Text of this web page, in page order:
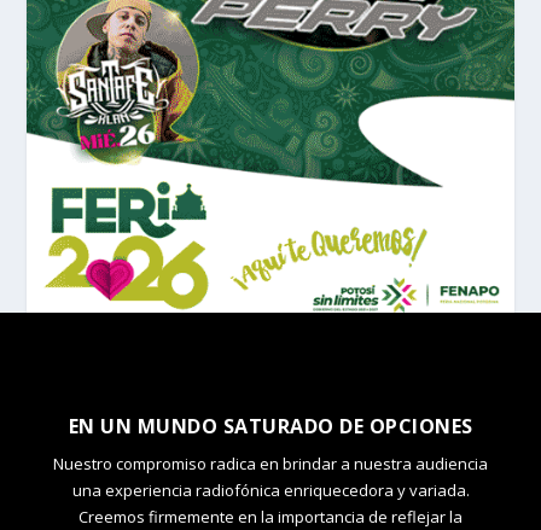
EN UN MUNDO SATURADO DE OPCIONES
Nuestro compromiso radica en brindar a nuestra audiencia
una experiencia radiofónica enriquecedora y variada.
Creemos firmemente en la importancia de reflejar la